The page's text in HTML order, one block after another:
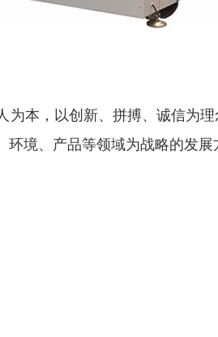
本，以创新、拼搏、诚信为
境、产品等领域为战略的发展